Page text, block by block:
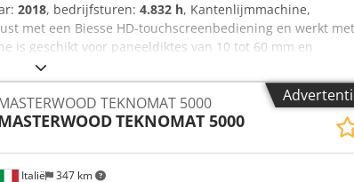
2018, bedrijfsturen: 4.832 h, Kantenlijmmachine,
met een Biesse HD-touchscreenbediening en werkt met
is geschikt voor paneeldiktes van 10 tot 60 mm en
naar hoogwaardige kantenbandmachines, overweeg dan
contact met ons op voor meer informatie. • Jaar:
R Nefx Ah Tsa • Assen: niet van toepassing •
parameters: randhoogte 14–64 mm • Belangrijkste
foto’s van het typeplaatje en de gebruiksteller op pagina
• Meegeleverde apparatuur / eenheden:
uitrusting / eenheden: Hoekafrondingsunit •
Italië 347 km
TEKNOMAT 5000
TEKNOMAT 5000